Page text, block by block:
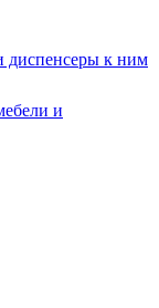
диспенсеры к ним
и